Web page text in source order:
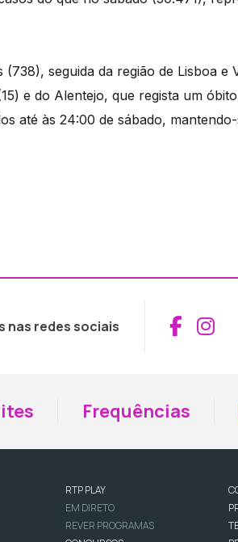
seguida da região de Lisboa e
e do Alentejo, que regista um
até às 24:00 de sábado,
nas redes sociais
Frequências
RTP PLAY
EM DIRETO
REVER PROGRAMAS